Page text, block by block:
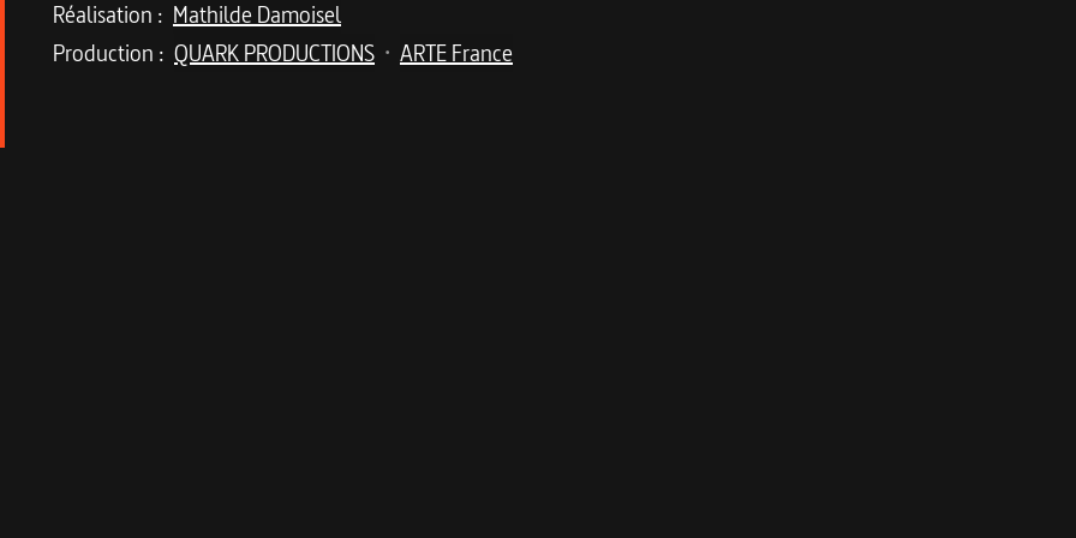
Réalisation : Mathilde Damoisel
Production : QUARK PRODUCTIONS • ARTE France